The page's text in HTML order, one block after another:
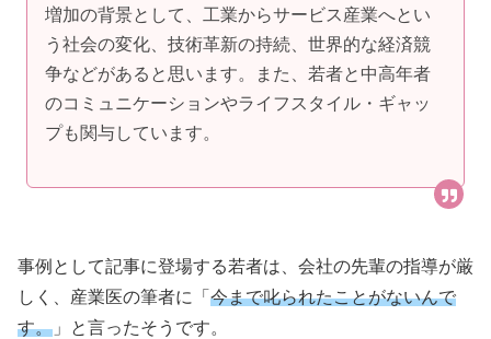
増加の背景として、工業からサービス産業へとい
う社会の変化、技術革新の持続、世界的な経済競
争などがあると思います。また、若者と中高年者
のコミュニケーションやライフスタイル・ギャッ
プも関与しています。
事例として記事に登場する若者は、会社の先輩の指導が厳
しく、産業医の筆者に「 今まで叱られたことがないんで
す。 」と言ったそうです。